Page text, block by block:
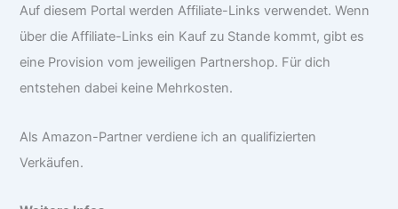
Auf diesem Portal werden Affiliate-Links verwendet. Wenn
über die Affiliate-Links ein Kauf zu Stande kommt, gibt es
eine Provision vom jeweiligen Partnershop. Für dich
entstehen dabei keine Mehrkosten.
Als Amazon-Partner verdiene ich an qualifizierten
Verkäufen.